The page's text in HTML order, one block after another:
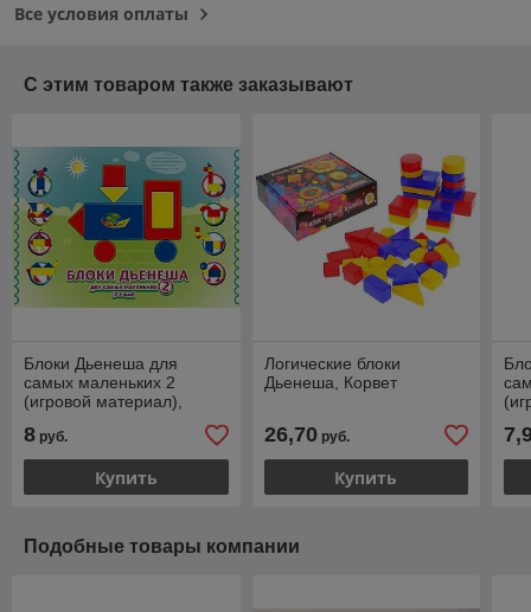
Все условия оплаты
С этим товаром также заказывают
Блоки Дьенеша для
самых маленьких 2
(игровой материал),
8 руб.
Купить
Логические блоки
Дьенеша, Корвет
26,70руб.
Купить
Подобные товары компании